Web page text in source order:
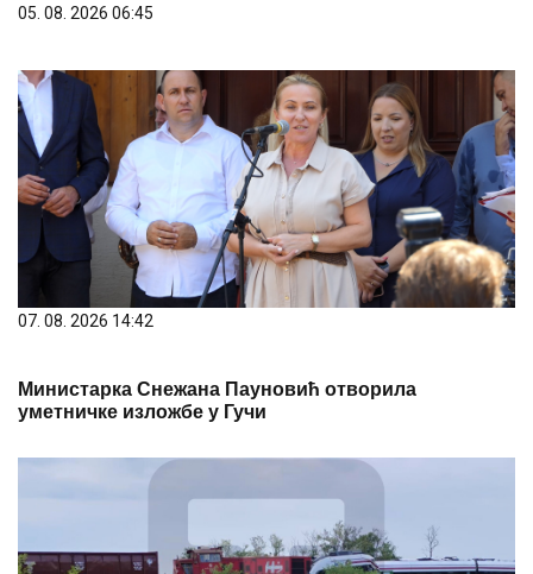
05. 08. 2026 06:45
07. 08. 2026 14:42
Министарка Снежана Пауновић отворила
уметничке изложбе у Гучи